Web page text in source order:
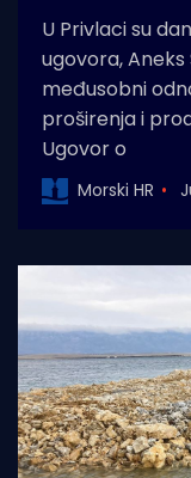
U Privlaci su
ugovora,
međusobni
proširenja i
Ugovor o
Morski HR